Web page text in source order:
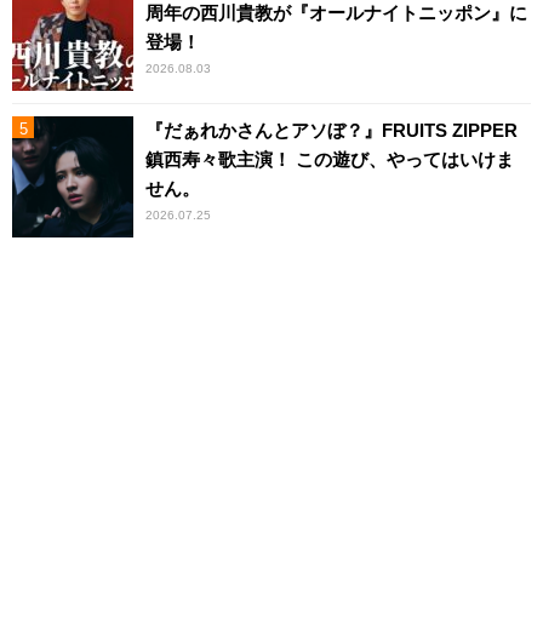
周年の西川貴教が『オールナイトニッポン』に
登場！
2026.08.03
『だぁれかさんとアソぼ？』FRUITS ZIPPER
鎮西寿々歌主演！ この遊び、やってはいけま
せん。
2026.07.25